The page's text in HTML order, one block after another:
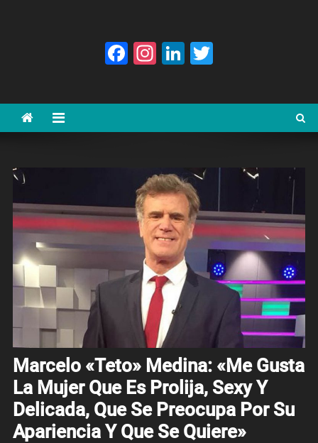
Facebook
Instagram
LinkedIn
Marcelo «Teto» Medina: «Me Gusta
La Mujer Que Es Prolija, Sexy Y
Delicada, Que Se Preocupa Por Su
Apariencia Y Que Se Quiere»